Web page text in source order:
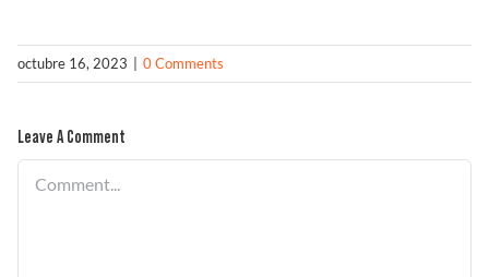
octubre 16, 2023 0 Comments
Leave A Comment